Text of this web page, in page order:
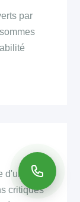
par
d'urgence
critiques